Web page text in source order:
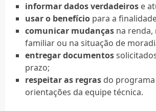
informar dados verdadeirose
usar o benefíciopara a
comunicar mudançasna renda,
familiar ou na situação de
entregar documentos
prazo;
respeitar as regrasdo programa
orientações da equipe técnica.